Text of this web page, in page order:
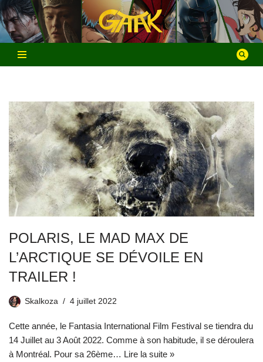
Aller
au
contenu
POLARIS, LE MAD MAX DE
L’ARCTIQUE SE DÉVOILE EN
TRAILER !
Skalkoza 4 juillet 2022
Cette année, le Fantasia International Film Festival se tiendra du
14 Juillet au 3 Août 2022. Comme à son habitude, il se déroulera
à Montréal. Pour sa 26ème… Lire la suite »